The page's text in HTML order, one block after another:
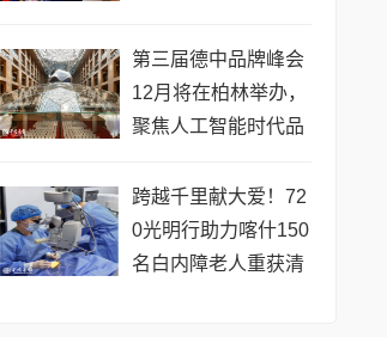
第三届德中品牌峰会
12月将在柏林举办，
聚焦人工智能时代品
跨越千里献大爱！72
0光明行助力喀什150
名白内障老人重获清